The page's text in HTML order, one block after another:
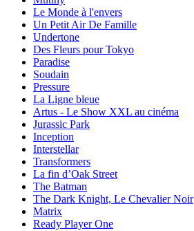
Le Monde à l'envers
Un Petit Air De Famille
Undertone
Des Fleurs pour Tokyo
Paradise
Soudain
Pressure
La Ligne bleue
Artus - Le Show XXL au cinéma
Jurassic Park
Inception
Interstellar
Transformers
La fin d’Oak Street
The Batman
The Dark Knight, Le Chevalier Noir
Matrix
Ready Player One